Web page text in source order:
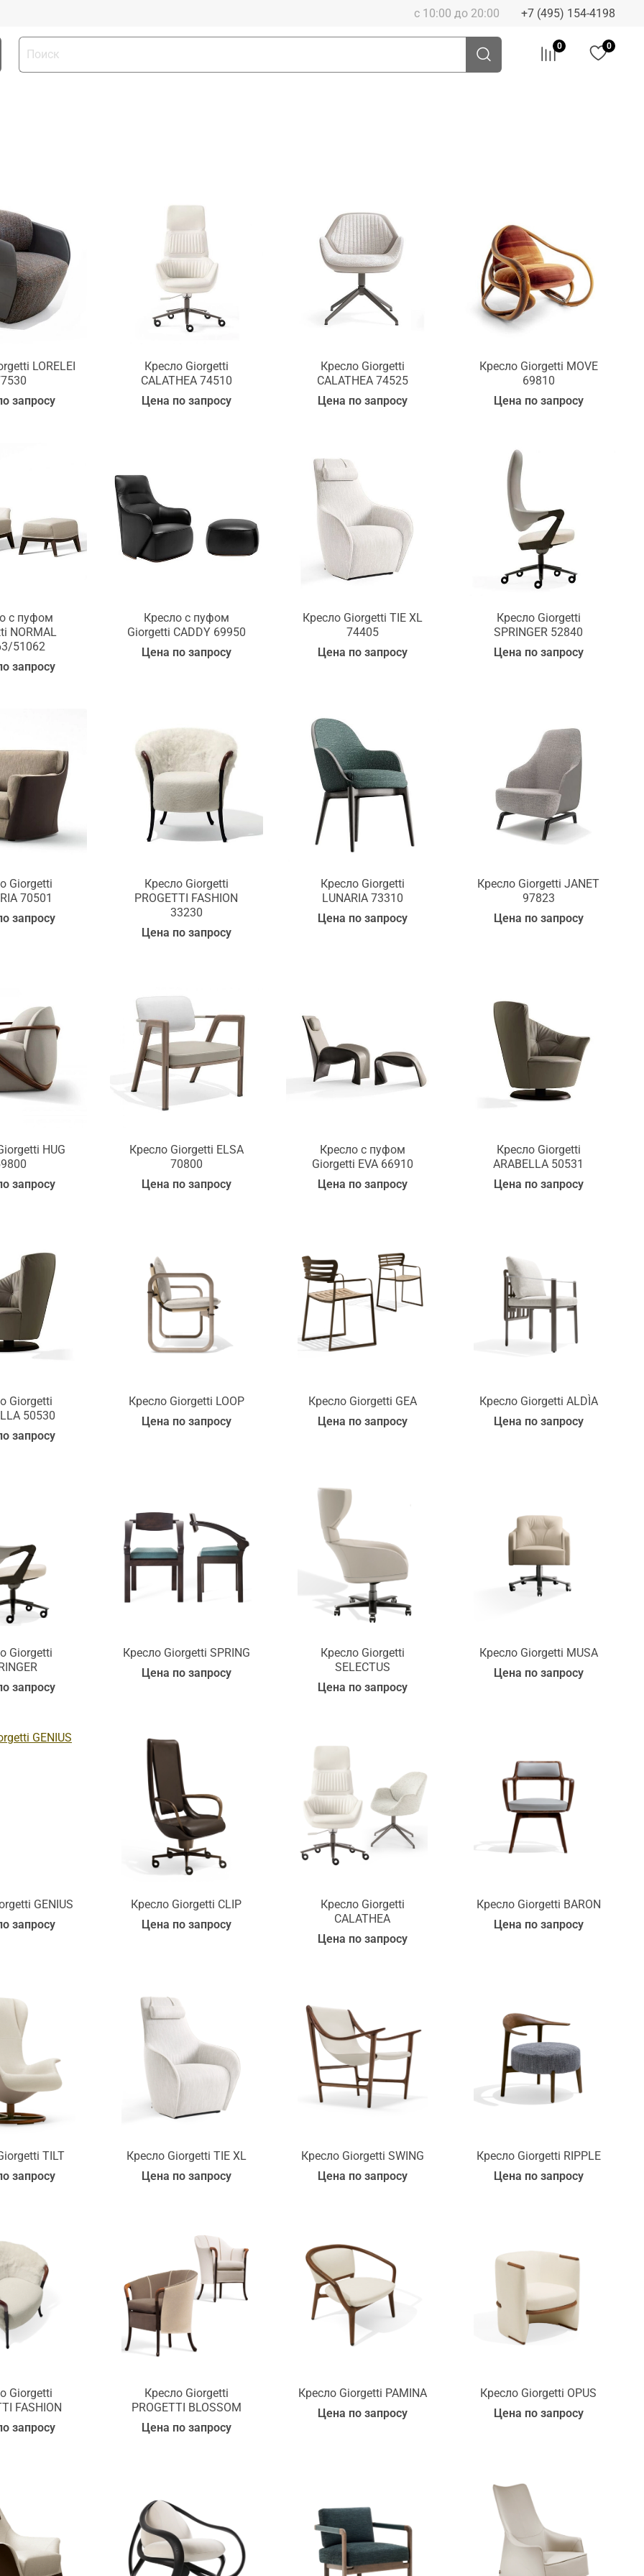
с 10:00 до 20:00 +7 (495) 154-4198
0 0
LORELEI
запросу
Кресло Giorgetti
CALATHEA 74510
Цена по запросу
Кресло Giorgetti
CALATHEA 74525
Цена по запросу
Кресло Giorgetti MOVE
69810
Цена по запросу
с пуфом
NORMAL
51062
запросу
Кресло с пуфом
Giorgetti CADDY 69950
Цена по запросу
Кресло Giorgetti TIE ХL
74405
Цена по запросу
Кресло Giorgetti
SPRINGER 52840
Цена по запросу
Giorgetti
70501
запросу
Кресло Giorgetti
PROGETTI FASHION
33230
Цена по запросу
Кресло Giorgetti
LUNARIA 73310
Цена по запросу
Кресло Giorgetti JANET
97823
Цена по запросу
HUG
запросу
Кресло Giorgetti ELSA
70800
Цена по запросу
Кресло с пуфом
Giorgetti EVA 66910
Цена по запросу
Кресло Giorgetti
ARABELLA 50531
Цена по запросу
Giorgetti
50530
запросу
Кресло Giorgetti LOOP
Цена по запросу
Кресло Giorgetti GEA
Цена по запросу
Кресло Giorgetti ALDÌA
Цена по запросу
Giorgetti
запросу
Кресло Giorgetti SPRING
Цена по запросу
Кресло Giorgetti
SELECTUS
Цена по запросу
Кресло Giorgetti MUSA
Цена по запросу
GENIUS
запросу
Кресло Giorgetti CLIP
Цена по запросу
Кресло Giorgetti
CALATHEA
Цена по запросу
Кресло Giorgetti BARON
Цена по запросу
TILT
запросу
Кресло Giorgetti TIE XL
Цена по запросу
Кресло Giorgetti SWING
Цена по запросу
Кресло Giorgetti RIPPLE
Цена по запросу
Giorgetti
FASHION
запросу
Кресло Giorgetti
PROGETTI BLOSSOM
Цена по запросу
Кресло Giorgetti PAMINA
Цена по запросу
Кресло Giorgetti OPUS
Цена по запросу